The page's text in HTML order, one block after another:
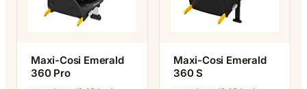
Maxi-Cosi Emerald
360 Pro
Maxi-Cosi Emerald
360 S